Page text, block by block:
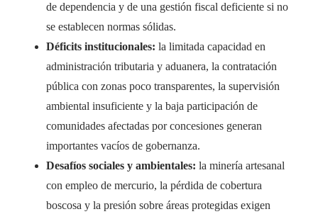
de dependencia y de una gestión fiscal deficiente si no
se establecen normas sólidas.
Déficits institucionales: la limitada capacidad en
administración tributaria y aduanera, la contratación
pública con zonas poco transparentes, la supervisión
ambiental insuficiente y la baja participación de
comunidades afectadas por concesiones generan
importantes vacíos de gobernanza.
Desafíos sociales y ambientales: la minería artesanal
con empleo de mercurio, la pérdida de cobertura
boscosa y la presión sobre áreas protegidas exigen